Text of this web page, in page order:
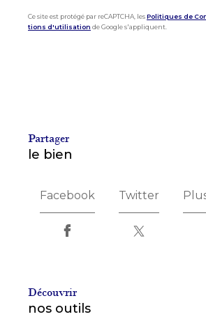
Ce site est protégé par reCAPTCHA, lesPolitiques de
tions d'utilisation de Google s'appliquent.
partager
le bien
Facebook Twitter
découvrir
nos outils